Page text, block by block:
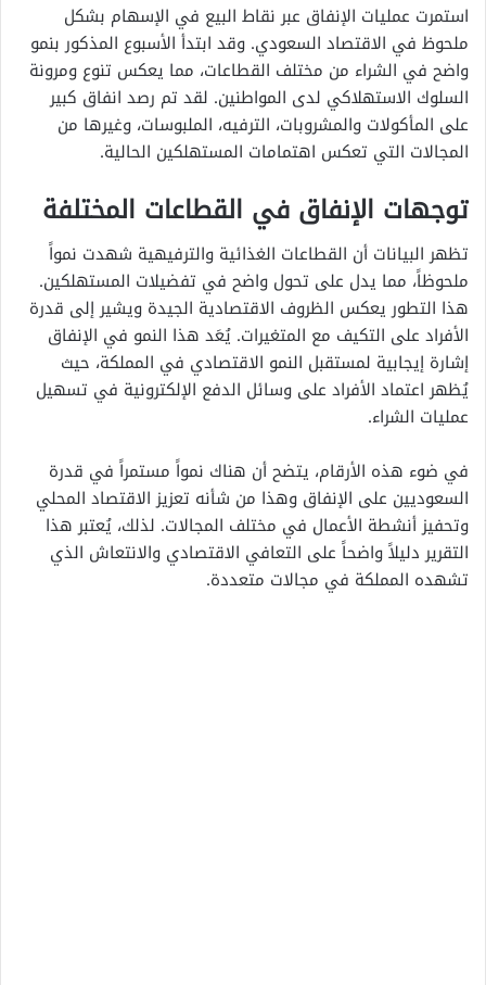
استمرت عمليات الإنفاق عبر نقاط البيع في الإسهام بشكل
ملحوظ في الاقتصاد السعودي. وقد ابتدأ الأسبوع المذكور بنمو
واضح في الشراء من مختلف القطاعات، مما يعكس تنوع ومرونة
السلوك الاستهلاكي لدى المواطنين. لقد تم رصد انفاق كبير
على المأكولات والمشروبات، الترفيه، الملبوسات، وغيرها من
المجالات التي تعكس اهتمامات المستهلكين الحالية.
توجهات الإنفاق في القطاعات المختلفة
تظهر البيانات أن القطاعات الغذائية والترفيهية شهدت نمواً
ملحوظاً، مما يدل على تحول واضح في تفضيلات المستهلكين.
هذا التطور يعكس الظروف الاقتصادية الجيدة ويشير إلى قدرة
الأفراد على التكيف مع المتغيرات. يُعَد هذا النمو في الإنفاق
إشارة إيجابية لمستقبل النمو الاقتصادي في المملكة، حيث
يُظهر اعتماد الأفراد على وسائل الدفع الإلكترونية في تسهيل
عمليات الشراء.
في ضوء هذه الأرقام، يتضح أن هناك نمواً مستمراً في قدرة
السعوديين على الإنفاق وهذا من شأنه تعزيز الاقتصاد المحلي
وتحفيز أنشطة الأعمال في مختلف المجالات. لذلك، يُعتبر هذا
التقرير دليلاً واضحاً على التعافي الاقتصادي والانتعاش الذي
تشهده المملكة في مجالات متعددة.